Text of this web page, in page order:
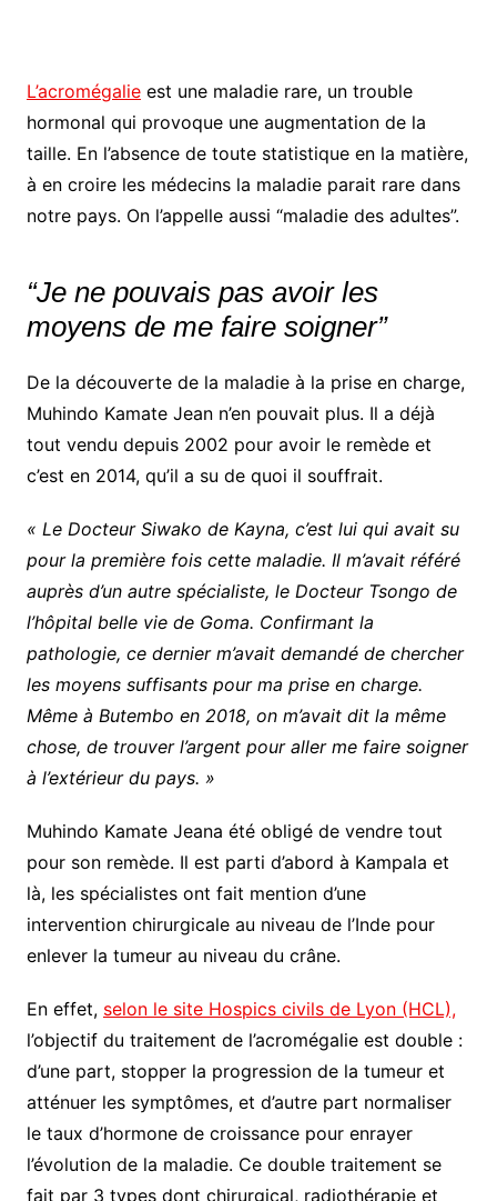
L’acromégalieest une maladie rare, un trouble
hormonal qui provoque une augmentation de la
taille. En l’absence de toute statistique en la matière,
à en croire les médecins la maladie parait rare dans
notre pays. On l’appelle aussi “maladie des adultes”.
“Je ne pouvais pas avoir les
moyens de me faire soigner”
De la découverte de la maladie à la prise en charge,
Muhindo Kamate Jean n’en pouvait plus. Il a déjà
tout vendu depuis 2002 pour avoir le remède et
c’est en 2014, qu’il a su de quoi il souffrait.
« Le Docteur Siwako de Kayna, c’est lui qui avait su
pour la première fois cette maladie. Il m’avait référé
auprès d’un autre spécialiste, le Docteur Tsongo de
l’hôpital belle vie de Goma. Confirmant la
pathologie, ce dernier m’avait demandé de chercher
les moyens suffisants pour ma prise en charge.
Même à Butembo en 2018, on m’avait dit la même
chose, de trouver l’argent pour aller me faire soigner
à l’extérieur du pays. »
Muhindo Kamate Jeana été obligé de vendre tout
pour son remède. Il est parti d’abord à Kampala et
là, les spécialistes ont fait mention d’une
intervention chirurgicale au niveau de l’Inde pour
enlever la tumeur au niveau du crâne.
En effet, selon le site Hospics civils de Lyon (HCL),
l’objectif du traitement de l’acromégalie est double :
d’une part, stopper la progression de la tumeur et
atténuer les symptômes, et d’autre part normaliser
le taux d’hormone de croissance pour enrayer
l’évolution de la maladie. Ce double traitement se
fait par 3 types dont chirurgical, radiothérapie et